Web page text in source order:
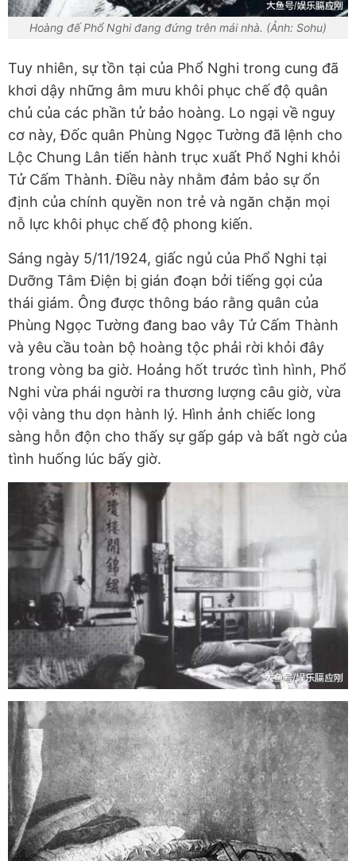
Hoàng đế Phổ Nghi đang đứng trên mái nhà. (Ảnh: Sohu)
Tuy nhiên, sự tồn tại của Phổ Nghi trong cung đã
khơi dậy những âm mưu khôi phục chế độ quân
chủ của các phần tử bảo hoàng. Lo ngại về nguy
cơ này, Đốc quân Phùng Ngọc Tường đã lệnh cho
Lộc Chung Lân tiến hành trục xuất Phổ Nghi khỏi
Tử Cấm Thành. Điều này nhằm đảm bảo sự ổn
định của chính quyền non trẻ và ngăn chặn mọi
nỗ lực khôi phục chế độ phong kiến.
Sáng ngày 5/11/1924, giấc ngủ của Phổ Nghi tại
Dưỡng Tâm Điện bị gián đoạn bởi tiếng gọi của
thái giám. Ông được thông báo rằng quân của
Phùng Ngọc Tường đang bao vây Tử Cấm Thành
và yêu cầu toàn bộ hoàng tộc phải rời khỏi đây
trong vòng ba giờ. Hoảng hốt trước tình hình, Phổ
Nghi vừa phái người ra thương lượng câu giờ, vừa
vội vàng thu dọn hành lý. Hình ảnh chiếc long
sàng hỗn độn cho thấy sự gấp gáp và bất ngờ của
tình huống lúc bấy giờ.